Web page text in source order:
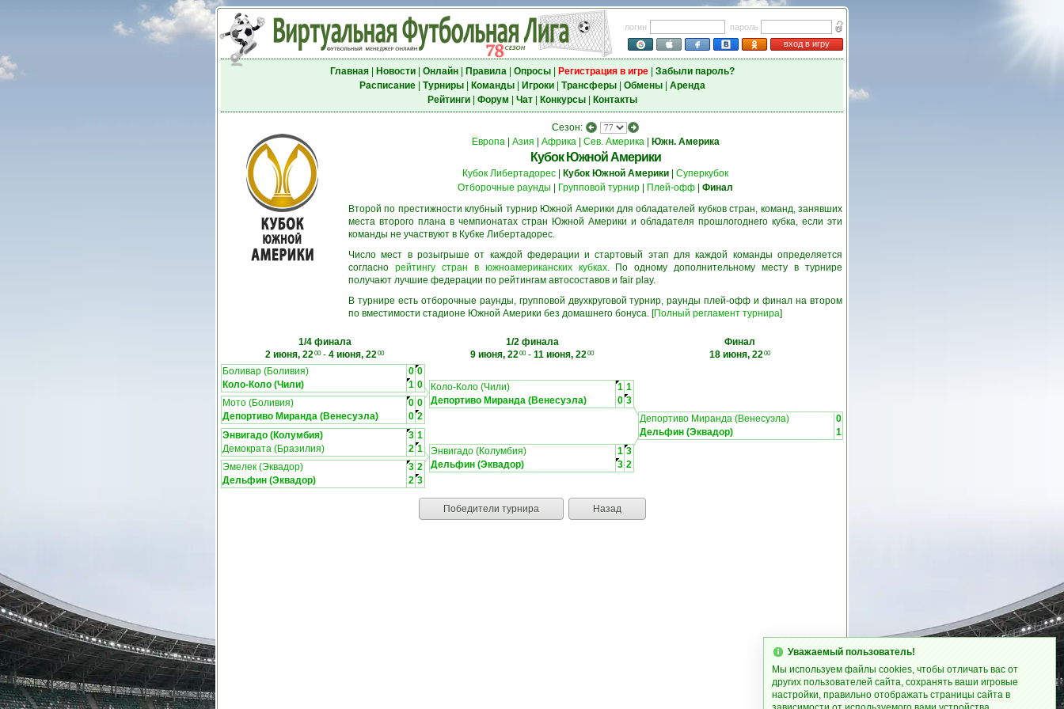
логин
пароль
вход в игру
Главная| Новости| Онлайн| Правила| Опросы| Регистрация в игре| Забыли пароль?
Расписание| Турниры| Команды| Игроки| Трансферы| Обмены| Аренда
Рейтинги| Форум Чат| Конкурсы| Контакты
Сезон:
Европа| Азия Африка| Сев. Америка| Южн. Америка
Кубок Южной Америки
Кубок Либертадорес Кубок Южной Америки
Суперкубок
Отборочные раунды
Групповой турнир Плей-офф
Финал
Второй по престижности клубный турнир Южной Америки для обладателей кубков стран, команд, занявших
места второго плана в чемпионатах стран Южной Америки и обладателя прошлогоднего кубка, если эти
команды не участвуют в Кубке Либертадорес.
Число мест в розыгрыше от каждой федерации и стартовый этап для каждой команды определяется
согласно рейтингу стран в южноамериканских кубках. По одному дополнительному месту в турнире
получают лучшие федерации по рейтингам автосоставов и fair play.
В турнире есть отборочные раунды, групповой двухкруговой турнир, раунды плей-офф и финал на втором
по вместимости стадионе Южной Америки без домашнего бонуса. [Полный регламент турнира]
1/4 финала
2 июня, 2200- 4 июня, 2200
1/2 финала
9 июня, 2200- 11 июня, 2200
Финал
18 июня, 2200
Боливар (Боливия) 0 0
Коло-Коло (Чили)
1 0
Мото (Боливия)
0 0
Депортиво Миранда (Венесуэла)
0 2
Коло-Коло (Чили) 1 1
Депортиво Миранда (Венесуэла)
0 3
Депортиво Миранда (Венесуэла)
0
Дельфин (Эквадор)
1
Энвигадо (Колумбия) 3 1
Демократа (Бразилия)
2 1
Эмелек (Эквадор)
3 2
Дельфин (Эквадор)
2 3
Энвигадо (Колумбия) 1 3
Дельфин (Эквадор)
3 2
Победители турнира Назад
Уважаемый пользователь!
Мы используем файлы cookies, чтобы отличать вас от
других пользователей сайта, сохранять ваши игровые
настройки, правильно отображать страницы сайта в